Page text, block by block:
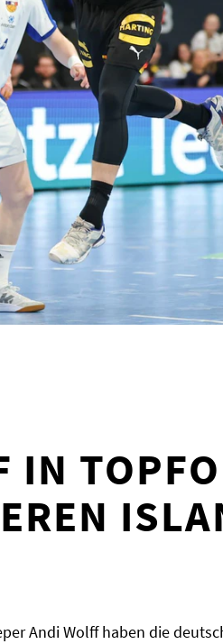
IN
Andi Wolff haben die